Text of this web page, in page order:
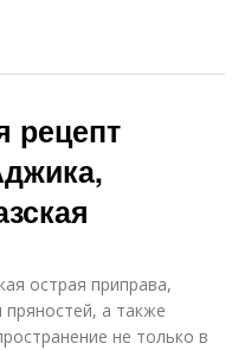
Домашний аджика
рецепт
острая приправа,
пряностей, а также
не только в